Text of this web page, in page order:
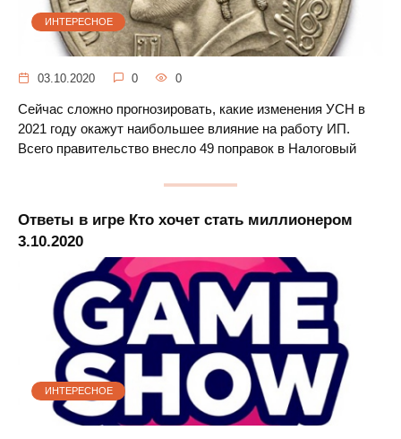
ИНТЕРЕСНОЕ
03.10.2020 0 0
Сейчас сложно прогнозировать, какие изменения УСН в
2021 году окажут наибольшее влияние на работу ИП.
Всего правительство внесло 49 поправок в Налоговый
Ответы в игре Кто хочет стать миллионером
3.10.2020
ИНТЕРЕСНОЕ